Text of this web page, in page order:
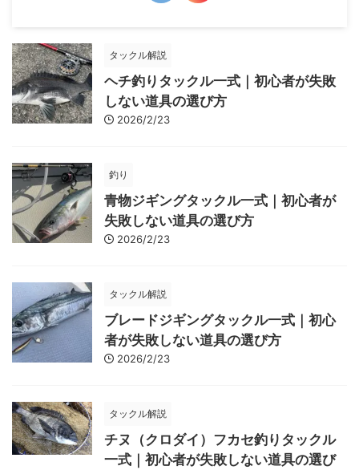
タックル解説
ヘチ釣りタックル一式｜初心者が失敗
しない道具の選び方
2026/2/23
釣り
青物ジギングタックル一式｜初心者が
失敗しない道具の選び方
2026/2/23
タックル解説
ブレードジギングタックル一式｜初心
者が失敗しない道具の選び方
2026/2/23
タックル解説
チヌ（クロダイ）フカセ釣りタックル
一式｜初心者が失敗しない道具の選び